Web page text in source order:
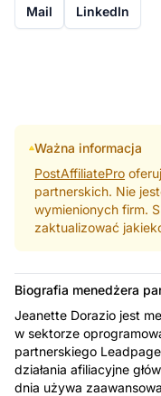
Mail LinkedIn
Ważna informacja
PostAffiliatePro
partnerskich. Nie
wymienionych firm.
zaktualizować
Biografia menedżera
Jeanette Dorazio jest
w sektorze
partnerskiego
działania afiliacyjne
dnia używa